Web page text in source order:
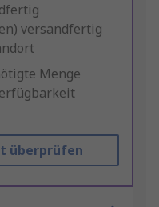
versandfertig
Menge
überprüfen